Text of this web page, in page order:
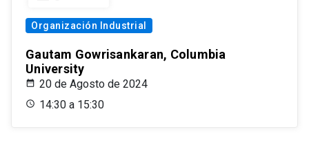
Organización Industrial
Gautam Gowrisankaran, Columbia
University
20 de Agosto de 2024
14:30 a 15:30